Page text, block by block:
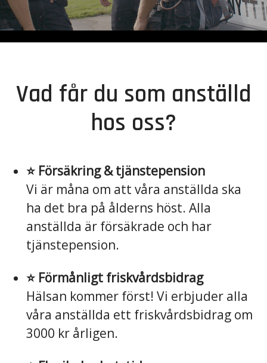
Vad får du som anställd
hos oss?
⭐️ Försäkring & tjänstepension
Vi är måna om att våra anställda ska
ha det bra på ålderns höst. Alla
anställda är försäkrade och har
tjänstepension.
⭐️ Förmånligt friskvårdsbidrag
Hälsan kommer först! Vi erbjuder alla
våra anställda ett friskvårdsbidrag om
3000 kr årligen.